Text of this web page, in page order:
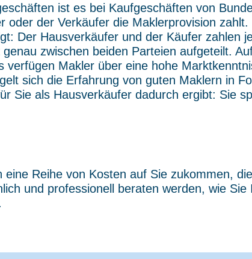
ist es bei Kaufgeschäften von
oder der Verkäufer die Maklerprovision
Der Hausverkäufer und der Käufer zahlen
zwischen beiden Parteien aufgeteilt.
verfügen Makler über eine hohe
sich die Erfahrung von guten Maklern in
Sie als Hausverkäufer dadurch ergibt: Sie
eine Reihe von Kosten auf Sie zukommen,
und professionell beraten werden, wie